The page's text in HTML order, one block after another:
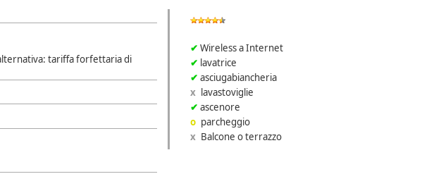
Wireless a Internet
lavatrice
asciugabiancheria
lavastoviglie
ascenore
parcheggio
Balcone o terrazzo
tariffa forfettaria di